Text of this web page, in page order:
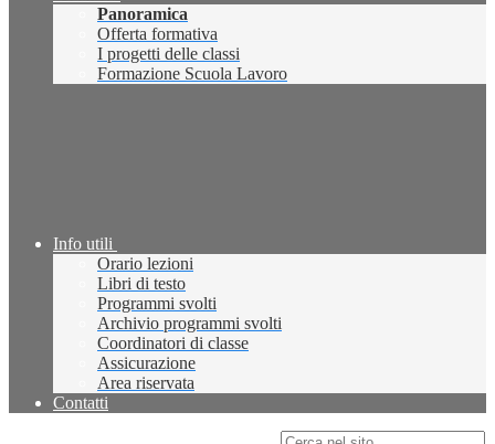
Panoramica
Offerta formativa
I progetti delle classi
Formazione Scuola Lavoro
Info utili
Orario lezioni
Libri di testo
Programmi svolti
Archivio programmi svolti
Coordinatori di classe
Assicurazione
Area riservata
Contatti